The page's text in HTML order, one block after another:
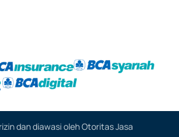
dan diawasi oleh Otoritas Jasa